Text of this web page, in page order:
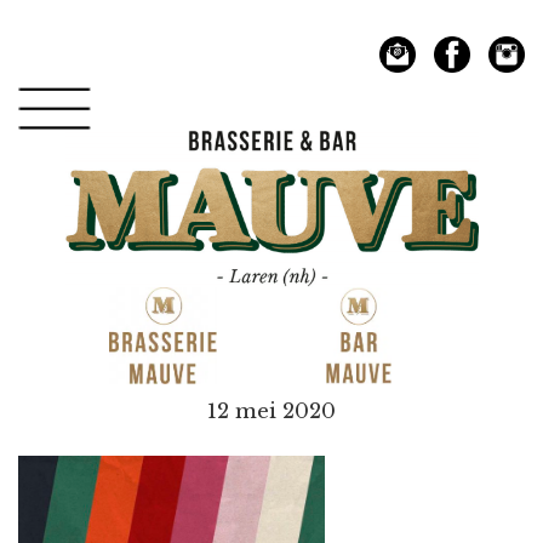
hoofdnavigatie
hoofd
inhoud
Mauve
12 mei 2020